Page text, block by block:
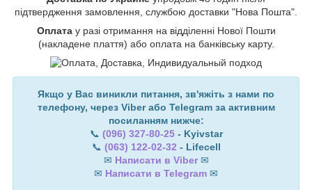
підтвердження замовлення, службою доставки "Нова Пошта".
Оплата у разі отримання на відділенні Нової Пошти
(накладене плаття) або оплата на банківську карту.
Якщо у Вас виникли питання, зв'яжіть з нами по
телефону, через Viber або Telegram за активним
посиланням нижче:
📞 (096) 327-80-25- Kyivstar
📞 (063) 122-02-32 - Lifecell
✉ Написати в Viber ✉
✉ Написати в Telegram ✉